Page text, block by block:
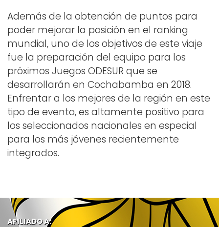
Además de la obtención de puntos para
poder mejorar la posición en el ranking
mundial, uno de los objetivos de este viaje
fue la preparación del equipo para los
próximos Juegos ODESUR que se
desarrollarán en Cochabamba en 2018.
Enfrentar a los mejores de la región en este
tipo de evento, es altamente positivo para
los seleccionados nacionales en especial
para los más jóvenes recientemente
integrados.
AFILIADO A: